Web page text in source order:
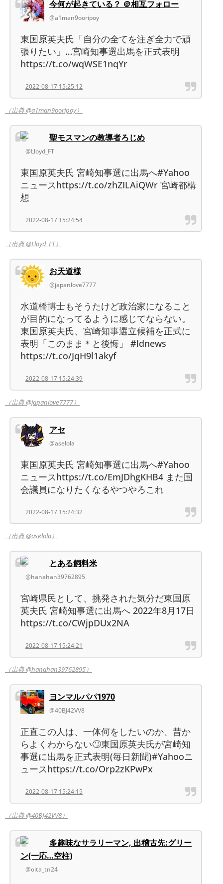
今何が起きている？ ＠相互フォロー
@a1man9ooripoy
東国原英夫氏「自分の全てを注ぎ全力で頑
張りたい」…宮崎知事選出馬を正式表明
https://t.co/wqWSE1nqYr
2022-08-17 15:25:12
（出典 @a1man9ooripoy）
聖モスマンの教導者ろじめ
@Lloyd_FT
東国原英夫氏 宮崎知事選に出馬へ#Yahoo
ニュースhttps://t.co/zhZILAiQWr 宮崎都構
想
2022-08-17 15:24:54
（出典 @Lloyd_FT）
お天道様
@japanlove7777
水道橋博士もそうたけど政治家になること
が目的になってるように感じてならない。
東国原英夫氏、宮崎知事選立候補を正式に
表明「このまま＊と後悔」 #ldnews
https://t.co/JqH9l1akyf
2022-08-17 15:24:39
（出典 @japanlove7777）
アセ
@aselola
東国原英夫氏 宮崎知事選に出馬へ#Yahoo
ニュースhttps://t.co/EmJDhgKHB4 また国
会議員になりたくなるやつやろこれ
2022-08-17 15:24:32
（出典 @aselola）
とある飼料米
@hanahan39762895
宮崎県民として、挑発された気分だ東国原
英夫氏 宮崎知事選に出馬へ 2022年8月17日
https://t.co/CWjpDUx2NA
2022-08-17 15:24:21
（出典 @hanahan39762895）
ヨンマルパパ1970
@40BJ42VV8
正直この人は、一体何をしたいのか、昔か
らよくわからない🙄東国原英夫氏が宮崎知
事選に出馬を正式表明(毎日新聞)#Yahooニ
ュースhttps://t.co/Orp2zKPwPx
2022-08-17 15:24:15
（出典 @40BJ42VV8）
多趣味なサラリーマン, 出稽古先:グリー
ン(一応…空柱)
@oita_tn24